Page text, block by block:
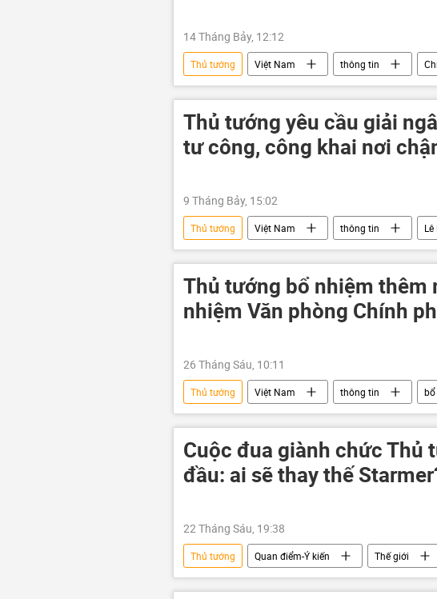
14 Tháng Bảy, 12:12
Thủ tướng Việt Nam thông tin
cuộc thi
gian lận thi cử kỳ thi THPT
điểm thi
Thủ tướng yêu cầu giải
tư công, công khai nơi
9 Tháng Bảy, 15:02
Thủ tướng Việt Nam thông tin
Chính phủ
giải ngân Kinh tế
tăng trưởng kinh tế
Thủ tướng bổ nhiệm thêm
nhiệm Văn phòng Chính
26 Tháng Sáu, 10:11
Thủ tướng Việt Nam thông tin
cán bộ
Chính phủ văn phòng Chính
Cuộc đua giành chức Thủ
đầu: ai sẽ thay thế
22 Tháng Sáu, 19:38
Thủ tướng Quan điểm-Ý kiến Thế giới